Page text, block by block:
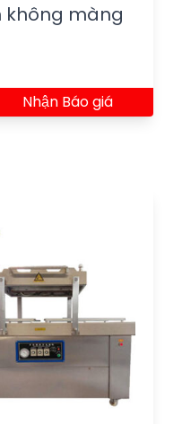
không màng
Nhận Báo giá